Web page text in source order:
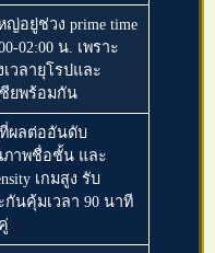
ญ่อยู่ช่วง prime time
02:00 น. เพราะ
เวลายุโรปและ
ชียพร้อมกัน
ผลต่ออันดับ
าพชื่อชั้น และ
เกมสูง รับ
กันคุ้มเวลา 90 นาที